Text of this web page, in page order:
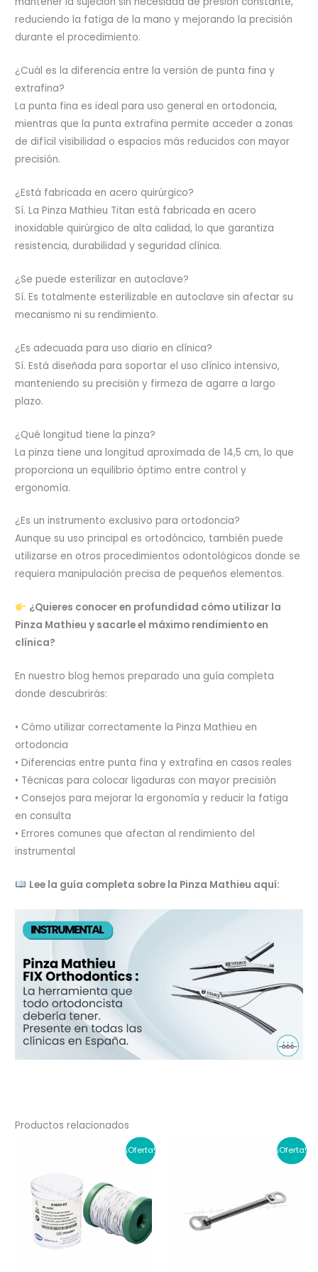
reduciendo la fatiga de la mano y mejorando la precisión
durante el procedimiento.
¿Cuál es la diferencia entre la versión de punta fina y
extrafina?
La punta fina es ideal para uso general en ortodoncia,
mientras que la punta extrafina permite acceder a zonas
de difícil visibilidad o espacios más reducidos con mayor
precisión.
¿Está fabricada en acero quirúrgico?
Sí. La Pinza Mathieu Titan está fabricada en acero
inoxidable quirúrgico de alta calidad, lo que garantiza
resistencia, durabilidad y seguridad clínica.
¿Se puede esterilizar en autoclave?
Sí. Es totalmente esterilizable en autoclave sin afectar su
mecanismo ni su rendimiento.
¿Es adecuada para uso diario en clínica?
Sí. Está diseñada para soportar el uso clínico intensivo,
manteniendo su precisión y firmeza de agarre a largo
plazo.
¿Qué longitud tiene la pinza?
La pinza tiene una longitud aproximada de 14,5 cm, lo que
proporciona un equilibrio óptimo entre control y
ergonomía.
¿Es un instrumento exclusivo para ortodoncia?
Aunque su uso principal es ortodóncico, también puede
utilizarse en otros procedimientos odontológicos donde se
requiera manipulación precisa de pequeños elementos.
¿Quieres conocer en profundidad cómo utilizar la
Pinza Mathieu y sacarle el máximo rendimiento en
clínica?
En nuestro blog hemos preparado una guía completa
donde descubrirás:
• Cómo utilizar correctamente la Pinza Mathieu en
ortodoncia
• Diferencias entre punta fina y extrafina en casos reales
• Técnicas para colocar ligaduras con mayor precisión
• Consejos para mejorar la ergonomía y reducir la fatiga
en consulta
• Errores comunes que afectan al rendimiento del
instrumental
Lee la guía completa sobre la Pinza Mathieu aquí:
Productos relacionados
¡Oferta! ¡Oferta!